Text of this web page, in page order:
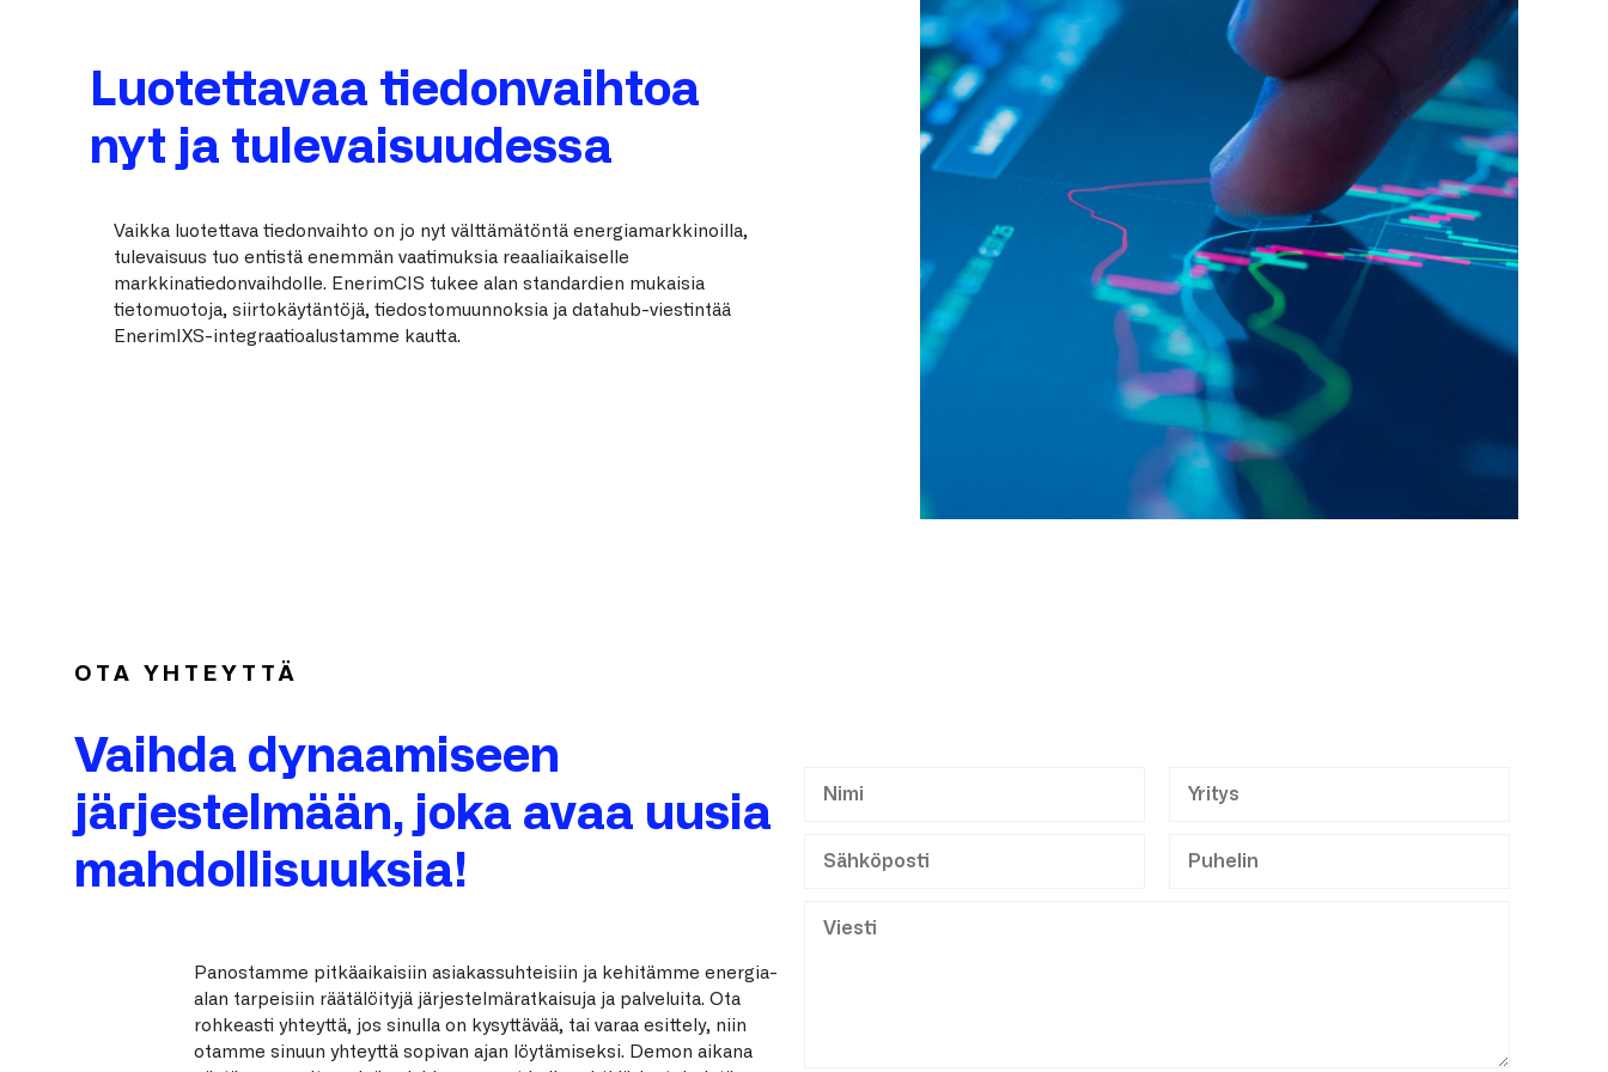
Luotettavaa tiedonvaihtoa
nyt ja tulevaisuudessa
Vaikka luotettava tiedonvaihto on jo nyt välttämätöntä energiamarkkinoilla,
tulevaisuus tuo entistä enemmän vaatimuksia reaaliaikaiselle
markkinatiedonvaihdolle. EnerimCIS tukee alan standardien mukaisia
tietomuotoja, siirtokäytäntöjä, tiedostomuunnoksia ja datahub-viestintää
EnerimIXS-integraatioalustamme kautta.
OTA YHTEYTTÄ
Vaihda dynaamiseen
järjestelmään, joka avaa uusia
mahdollisuuksia!
Panostamme pitkäaikaisiin asiakassuhteisiin ja kehitämme energia-
alan tarpeisiin räätälöityjä järjestelmäratkaisuja ja palveluita. Ota
rohkeasti yhteyttä, jos sinulla on kysyttävää, tai varaa esittely, niin
otamme sinuun yhteyttä sopivan ajan löytämiseksi. Demon aikana